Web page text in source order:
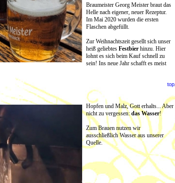
Braumeister Georg Meister braut das
Helle nach eigener, neuer Rezeptur.
Im Mai 2020 wurden die ersten
Flaschen abgefüllt.
Zur Weihnachtszeit gesellt sich unser
heiß geliebtes Festbier hinzu. Hier
lohnt es sich beim Kauf schnell zu
sein! Ins neue Jahr schafft es meist
top
Hopfen und Malz, Gott erhalts... Aber
nicht zu vergessen:das Wasser!
Zum Brauen nutzen wir
ausschließlich Wasser aus unserer
Quelle.